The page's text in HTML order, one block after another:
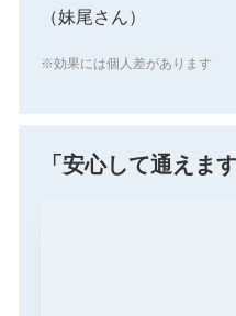
（妹尾さん）
※効果には個人差があります
「安心して通えます